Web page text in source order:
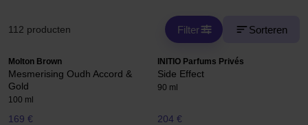
112 producten Filter Sorteren
Molton Brown
Mesmerising Oudh Accord &
Gold
100 ml
169 €
INITIO Parfums Privés
Side Effect
90 ml
204 €